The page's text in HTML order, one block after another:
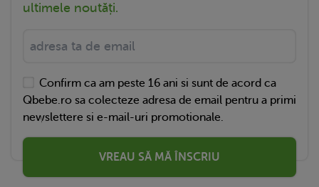
ultimele noutăți.
Confirm ca am peste 16 ani si sunt de acord ca
Qbebe.ro sa colecteze adresa de email pentru a primi
newslettere si e-mail-uri promotionale.
VREAU SĂ MĂ ÎNSCRIU